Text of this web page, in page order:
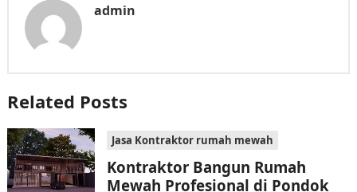
admin
Related Posts
Jasa Kontraktor rumah mewah
Kontraktor Bangun Rumah
Mewah Profesional di Pondok